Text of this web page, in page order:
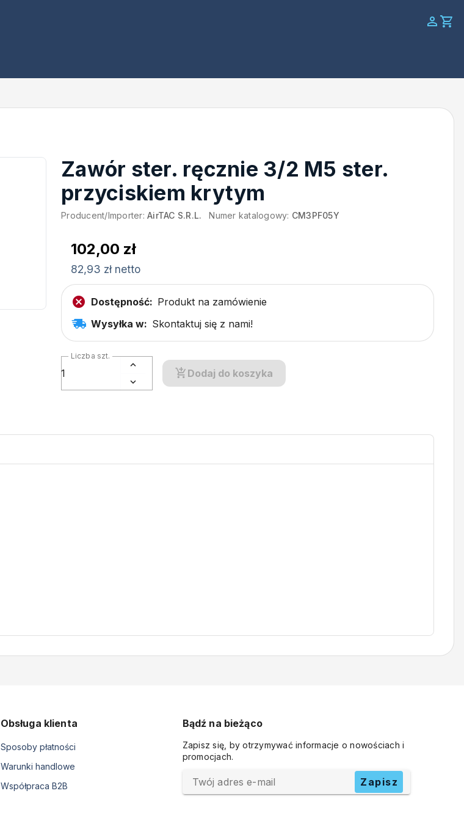
Zawór ster. ręcznie 3/2 M5 ster.
przyciskiem krytym
Producent/Importer: AirTAC S.R.L. Numer katalogowy: CM3PF05Y
102,00 zł
82,93 zł netto
Dostępność: Produkt na zamówienie
Wysyłka w: Skontaktuj się z nami!
Liczba szt.
Dodaj do koszyka
Obsługa klienta
Sposoby płatności
Warunki handlowe
Współpraca B2B
Bądź na bieżąco
Zapisz się, by otrzymywać informacje o nowościach i
promocjach.
Twój adres e-mail Zapisz